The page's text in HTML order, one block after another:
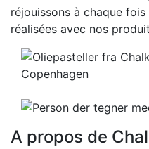
réjouissons à chaque
réalisées avec nos
A propos de